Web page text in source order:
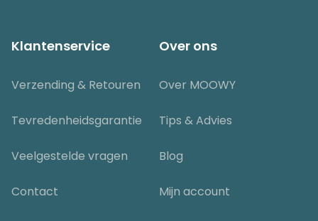
Klantenservice
Verzending & Retouren
Tevredenheidsgarantie
Veelgestelde vragen
Contact
Over ons
Over MOOWY
Tips & Advies
Blog
Mijn account